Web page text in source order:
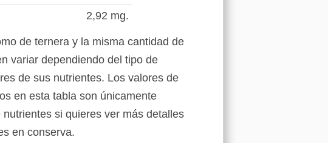
2,92 mg.
de ternera y la misma cantidad de
variar dependiendo del tipo de
de sus nutrientes. Los valores de
en esta tabla son únicamente
si quieres ver más detalles
en conserva.